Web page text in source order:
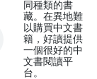
同種類的書
藏。在異地難
以購買中文書
籍，好讀提供
一個很好的中
文書閱讀平
台。